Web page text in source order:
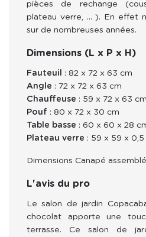
pièces de rechange
plateau verre, … ). En effet
sur de nombreuses années.
Dimensions (L x P x H)
Fauteuil
: 82 x 72 x 63 cm
Angle : 72 x 72 x 63 cm
Chauffeuse : 59 x 72 x 63 cm
Pouf : 80 x 72 x 30 cm
Table basse : 60 x 60 x 28
Plateau verre : 59 x 59 x 0,5
Dimensions Canapé
L'avis du pro
Le salon de jardin
chocolat apporte une
terrasse. Ce salon de